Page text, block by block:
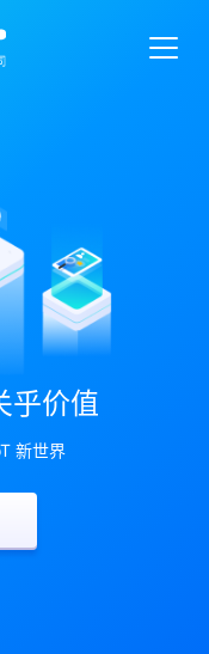
Matter
乎价值
新世界
程助力企业降本提效
方案商
业数字化
方案
单易用
Matter
乎价值
新世界